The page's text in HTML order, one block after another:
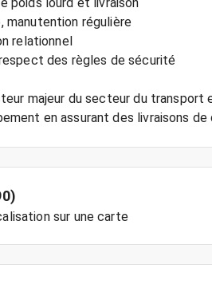
manutention régulière
relationnel
des règles de sécurité
majeur du secteur du
en assurant des livraisons
sur une carte